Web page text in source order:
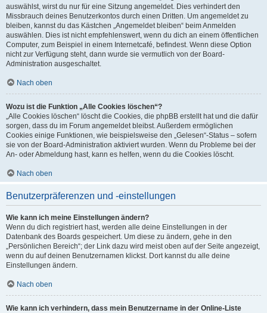
auswählst, wirst du nur für eine Sitzung angemeldet. Dies verhindert den
Missbrauch deines Benutzerkontos durch einen Dritten. Um angemeldet zu
bleiben, kannst du das Kästchen „Angemeldet bleiben“ beim Anmelden
auswählen. Dies ist nicht empfehlenswert, wenn du dich an einem öffentlichen
Computer, zum Beispiel in einem Internetcafé, befindest. Wenn diese Option
nicht zur Verfügung steht, dann wurde sie vermutlich von der Board-
Administration ausgeschaltet.
Nach oben
Wozu ist die Funktion „Alle Cookies löschen“?
„Alle Cookies löschen“ löscht die Cookies, die phpBB erstellt hat und die dafür
sorgen, dass du im Forum angemeldet bleibst. Außerdem ermöglichen
Cookies einige Funktionen, wie beispielsweise den „Gelesen“-Status – sofern
sie von der Board-Administration aktiviert wurden. Wenn du Probleme bei der
An- oder Abmeldung hast, kann es helfen, wenn du die Cookies löscht.
Nach oben
Benutzerpräferenzen und -einstellungen
Wie kann ich meine Einstellungen ändern?
Wenn du dich registriert hast, werden alle deine Einstellungen in der
Datenbank des Boards gespeichert. Um diese zu ändern, gehe in den
„Persönlichen Bereich“; der Link dazu wird meist oben auf der Seite angezeigt,
wenn du auf deinen Benutzernamen klickst. Dort kannst du alle deine
Einstellungen ändern.
Nach oben
Wie kann ich verhindern, dass mein Benutzername in der Online-Liste